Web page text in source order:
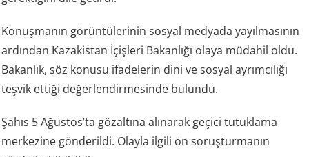
Konuşmanın görüntülerinin sosyal medyada yayılmasının
ardından Kazakistan İçişleri Bakanlığı olaya müdahil oldu.
Bakanlık, söz konusu ifadelerin dini ve sosyal ayrımcılığı
teşvik ettiği değerlendirmesinde bulundu.
Şahıs 5 Ağustos’ta gözaltına alınarak geçici tutuklama
merkezine gönderildi. Olayla ilgili ön soruşturmanın